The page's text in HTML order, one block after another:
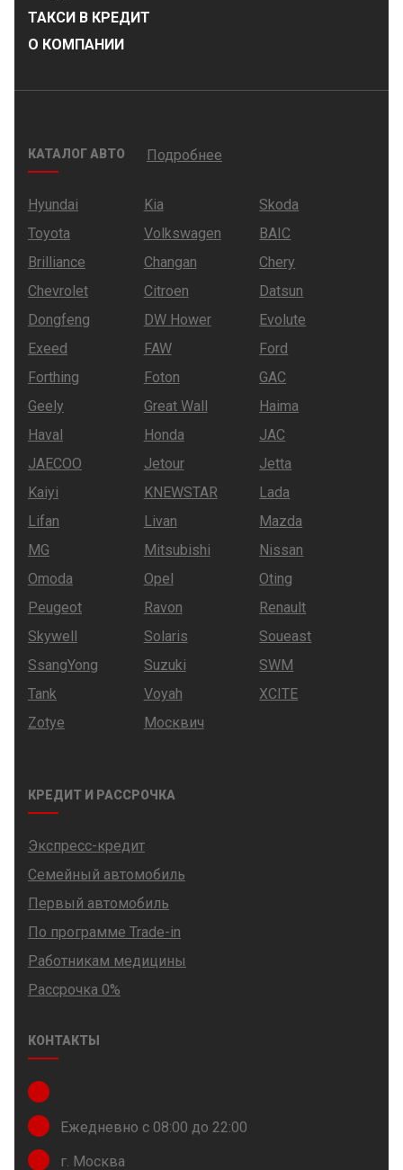
ТАКСИ В КРЕДИТ
О КОМПАНИИ
КАТАЛОГ АВТО Подробнее
Hyundai Kia
Skoda
Toyota
Volkswagen
BAIC
Brilliance
Changan
Chery
Chevrolet
Citroen
Datsun
Dongfeng
DW Hower
Evolute
Exeed
FAW
Ford
Forthing
Foton
GAC
Geely
Great Wall
Haima
Haval
Honda
JAC
JAECOO
Jetour
Jetta
Kaiyi
KNEWSTAR
Lada
Lifan
Livan
Mazda
MG
Mitsubishi
Nissan
Omoda
Opel
Oting
Peugeot
Ravon
Renault
Skywell
Solaris
Soueast
SsangYong
Suzuki
SWM
Tank
Voyah
XCITE
Zotye
Москвич
КРЕДИТ И РАССРОЧКА
Экспресс-кредит
Семейный автомобиль
Первый автомобиль
По программе Trade-in
Работникам медицины
Рассрочка 0%
КОНТАКТЫ
Ежедневно с 08:00 до 22:00
г. Москва